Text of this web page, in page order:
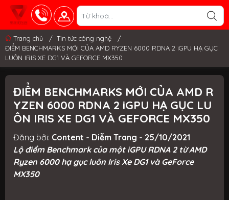
Trang chủ / Tin tức công nghệ
/
ĐIỂM BENCHMARKS MỚI CỦA AMD RYZEN 6000 RDNA 2 iGPU HẠ GỤC
LUÔN IRIS XE DG1 VÀ GEFORCE MX350
ĐIỂM BENCHMARKS MỚI CỦA AMD R
YZEN 6000 RDNA 2 iGPU HẠ GỤC LU
ÔN IRIS XE DG1 VÀ GEFORCE MX350
Đăng bởi: Content - Diễm Trang - 25/10/2021
Lộ điểm Benchmark của một iGPU RDNA 2 từ AMD
Ryzen 6000 hạ gục luôn Iris Xe DG1 và GeForce
MX350